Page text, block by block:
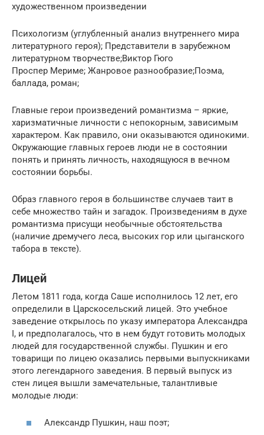
художественном произведении
Психологизм (углубленный анализ внутреннего мира
литературного героя); Представители в зарубежном
литературном творчестве;Виктор Гюго
Проспер Мериме; Жанровое разнообразие;Поэма,
баллада, роман;
Главные герои произведений романтизма – яркие,
харизматичные личности с непокорным, зависимым
характером. Как правило, они оказываются одинокими.
Окружающие главных героев люди не в состоянии
понять и принять личность, находящуюся в вечном
состоянии борьбы.
Образ главного героя в большинстве случаев таит в
себе множество тайн и загадок. Произведениям в духе
романтизма присущи необычные обстоятельства
(наличие дремучего леса, высоких гор или цыганского
табора в тексте).
Лицей
Летом 1811 года, когда Саше исполнилось 12 лет, его
определили в Царскосельский лицей. Это учебное
заведение открылось по указу императора Александра
I, и предполагалось, что в нем будут готовить молодых
людей для государственной службы. Пушкин и его
товарищи по лицею оказались первыми выпускниками
этого легендарного заведения. В первый выпуск из
стен лицея вышли замечательные, талантливые
молодые люди:
Александр Пушкин, наш поэт;